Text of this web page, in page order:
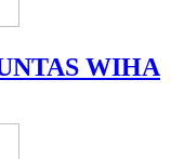
WIHA